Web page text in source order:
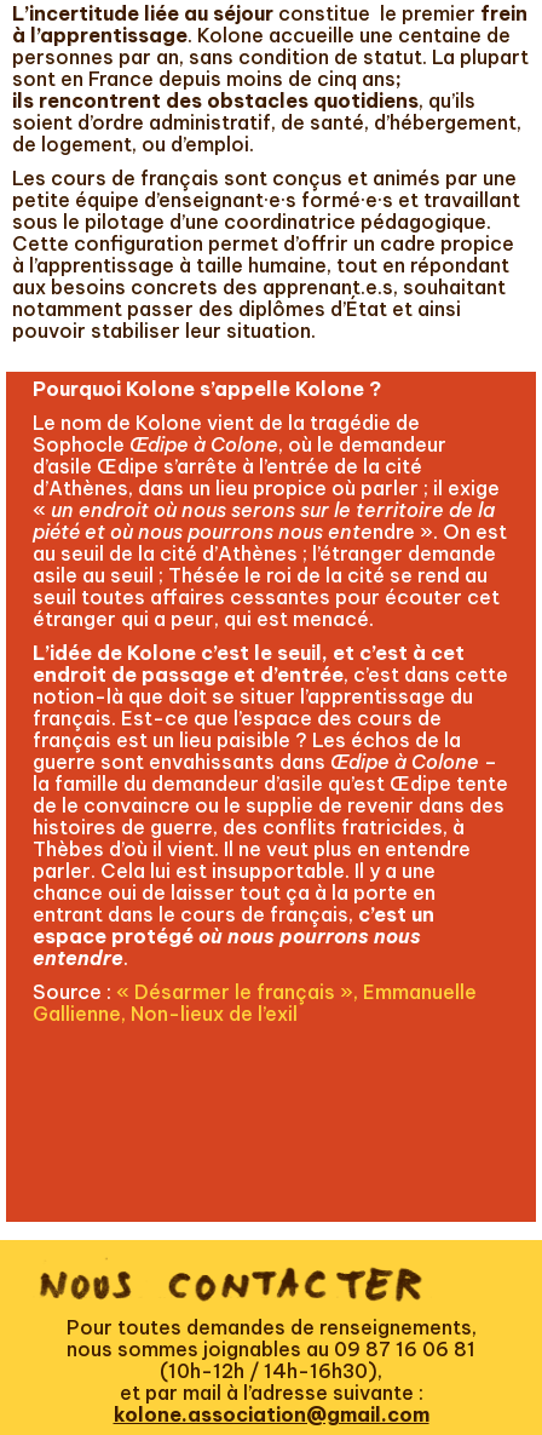
L’incertitude liée au séjour constitue le premier frein
à l’apprentissage. Kolone accueille une centaine de
personnes par an, sans condition de statut. La plupart
sont en France depuis moins de cinq ans;
ils rencontrent des obstacles quotidiens, qu’ils
soient d’ordre administratif, de santé, d’hébergement,
de logement, ou d’emploi.
Les cours de français sont conçus et animés par une
petite équipe d’enseignant·e·s formé·e·s et travaillant
sous le pilotage d’une coordinatrice pédagogique.
Cette configuration permet d’offrir un cadre propice
à l’apprentissage à taille humaine, tout en répondant
aux besoins concrets des apprenant.e.s, souhaitant
notamment passer des diplômes d’État et ainsi
pouvoir stabiliser leur situation.
Pourquoi Kolone s’appelle Kolone ?
Le nom de Kolone vient de la tragédie de
Sophocle Œdipe à Colone, où le demandeur
d’asile Œdipe s’arrête à l’entrée de la cité
d’Athènes, dans un lieu propice où parler ; il exige
«un endroit où nous serons sur le territoire de la
piété et où nous pourrons nous entendre ». On est
au seuil de la cité d’Athènes ; l’étranger demande
asile au seuil ; Thésée le roi de la cité se rend au
seuil toutes affaires cessantes pour écouter cet
étranger qui a peur, qui est menacé.
L’idée de Kolone c’est le seuil, et c’est à cet
endroit de passage et d’entrée, c’est dans cette
notion-là que doit se situer l’apprentissage du
français. Est-ce que l’espace des cours de
français est un lieu paisible ? Les échos de la
guerre sont envahissants dans Œdipe à Colone –
la famille du demandeur d’asile qu’est Œdipe tente
de le convaincre ou le supplie de revenir dans des
histoires de guerre, des conflits fratricides, à
Thèbes d’où il vient. Il ne veut plus en entendre
parler. Cela lui est insupportable. Il y a une
chance oui de laisser tout ça à la porte en
entrant dans le cours de français, c’est un
espace protégéoù nous pourrons nous
entendre.
Source : « Désarmer le français », Emmanuelle
Gallienne, Non-lieux de l’exil
Pour toutes demandes de renseignements,
nous sommes joignables au 09 87 16 06 81
(10h-12h / 14h-16h30),
et par mail à l’adresse suivante :
kolone.association@gmail.com